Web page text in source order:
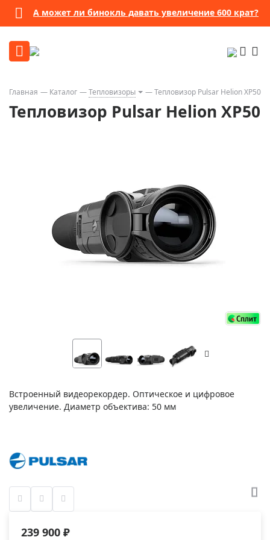
А может ли бинокль давать увеличение 600 крат?
Главная Каталог Тепловизоры Тепловизор Pulsar Helion XP50
Тепловизор Pulsar Helion XP50
Встроенный видеорекордер. Оптическое и цифровое
увеличение. Диаметр объектива: 50 мм
239 900 ₽